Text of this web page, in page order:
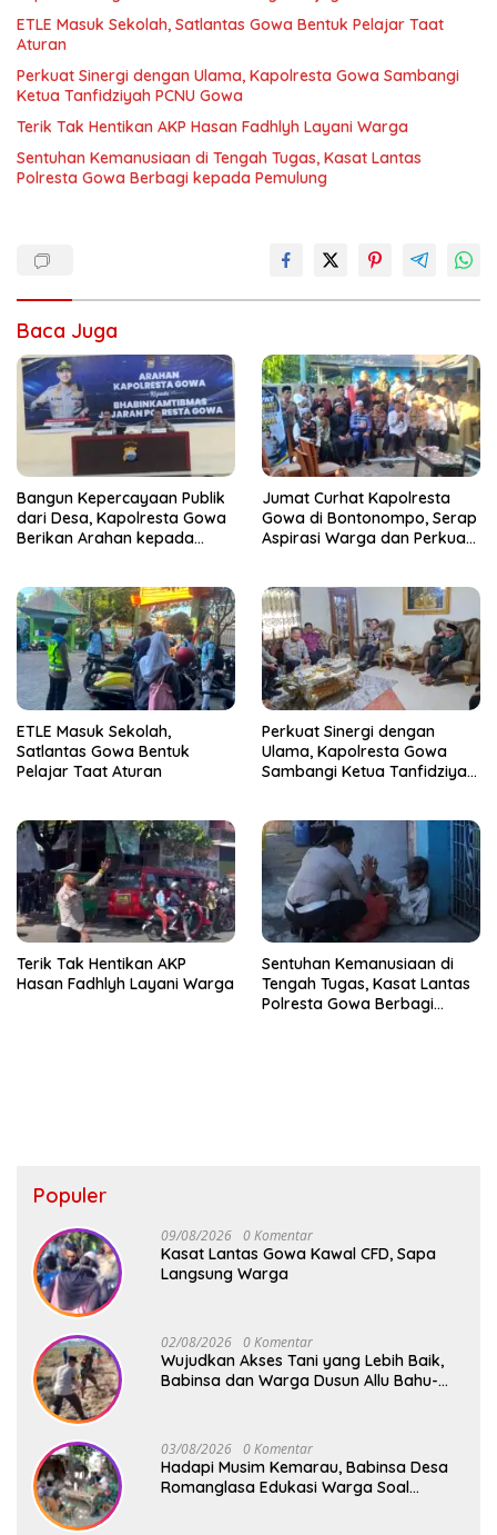
ETLE Masuk Sekolah, Satlantas Gowa Bentuk Pelajar Taat
Aturan
Perkuat Sinergi dengan Ulama, Kapolresta Gowa Sambangi
Ketua Tanfidziyah PCNU Gowa
Terik Tak Hentikan AKP Hasan Fadhlyh Layani Warga
Sentuhan Kemanusiaan di Tengah Tugas, Kasat Lantas
Polresta Gowa Berbagi kepada Pemulung
Baca Juga
Bangun Kepercayaan Publik
dari Desa, Kapolresta Gowa
Berikan Arahan kepada
Jumat Curhat Kapolresta
Gowa di Bontonompo, Serap
Aspirasi Warga dan Perkuat
ETLE Masuk Sekolah,
Satlantas Gowa Bentuk
Pelajar Taat Aturan
Perkuat Sinergi dengan
Ulama, Kapolresta Gowa
Sambangi Ketua Tanfidziyah
Terik Tak Hentikan AKP
Hasan Fadhlyh Layani Warga
Sentuhan Kemanusiaan di
Tengah Tugas, Kasat Lantas
Polresta Gowa Berbagi
Populer
09/08/2026 0 Komentar
Kasat Lantas Gowa Kawal CFD, Sapa
Langsung Warga
02/08/2026 0 Komentar
Wujudkan Akses Tani yang Lebih Baik,
Babinsa dan Warga Dusun Allu Bahu-
03/08/2026 0 Komentar
Hadapi Musim Kemarau, Babinsa Desa
Romanglasa Edukasi Warga Soal